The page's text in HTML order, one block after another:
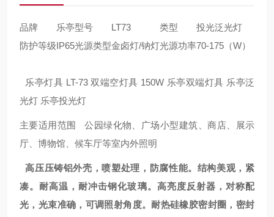
品牌 乐亭型号 LT73 类型
投光泛光灯
防护等级IP65光源类型金卤灯/钠灯光源功率70-175（W）
乐亭灯具 LT-73 双端空灯具 150W 乐亭双端灯具 乐亭泛
光灯 乐亭投光灯
主要适用范围 公园绿化物、广场小型建筑、商店、展示
厅、博物馆、候车厅等室内外照明
高压压铸铝外壳，喷塑处理，防腐性能。结构美观，紧
凑。耐高温，耐冲击钢化玻璃。高亮度反射器，对称配
光，光束准确，可调照射角度。耐热硅橡胶密封圈，密封